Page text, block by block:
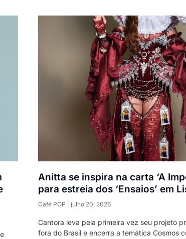
Anitta se inspira na carta ‘A
para estreia dos ‘Ensaios’ em
Café POP julho 20, 2026
Cantora leva pela primeira vez seu projeto
fora do Brasil e encerra a temática Cosmos